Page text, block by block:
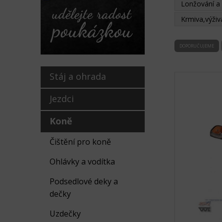
Stáj a ohrada
Jezdci
Koně
Čištění pro koně
Ohlávky a vodítka
Podsedlové deky a
dečky
Uzdečky
Lonžování
DOPORUČUJEME